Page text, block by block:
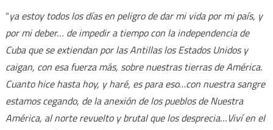
“ya estoy todos los días en peligro de dar mi vida por mi país, y
por mi deber… de impedir a tiempo con la independencia de
Cuba que se extiendan por las Antillas los Estados Unidos y
caigan, con esa fuerza más, sobre nuestras tierras de América.
Cuanto hice hasta hoy, y haré, es para eso…con nuestra sangre
estamos cegando, de la anexión de los pueblos de Nuestra
América, al norte revuelto y brutal que los desprecia…Viví en el